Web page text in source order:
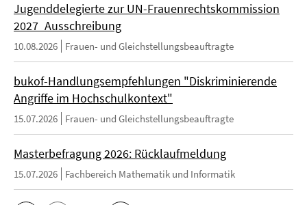
Jugenddelegierte zur UN-Frauenrechtskommission
2027_Ausschreibung
10.08.2026 Frauen- und Gleichstellungsbeauftragte
bukof-Handlungsempfehlungen "Diskriminierende
Angriffe im Hochschulkontext"
15.07.2026 Frauen- und Gleichstellungsbeauftragte
Masterbefragung 2026: Rücklaufmeldung
15.07.2026 Fachbereich Mathematik und Informatik